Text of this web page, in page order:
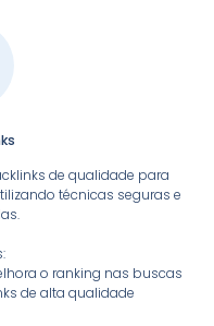
de qualidade para
técnicas seguras e
o ranking nas buscas
de alta qualidade